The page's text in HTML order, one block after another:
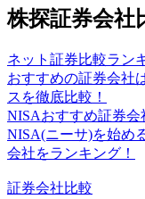
株探証券会社
ネット証券比較ラン
おすすめの証券会社
スを徹底比較！
NISAおすすめ証券会
NISA(ニーサ)を始め
会社をランキング！
証券会社比較